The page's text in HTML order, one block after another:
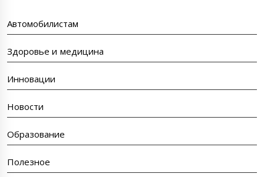
Автомобилистам
Здоровье и медицина
Инновации
Новости
Образование
Полезное